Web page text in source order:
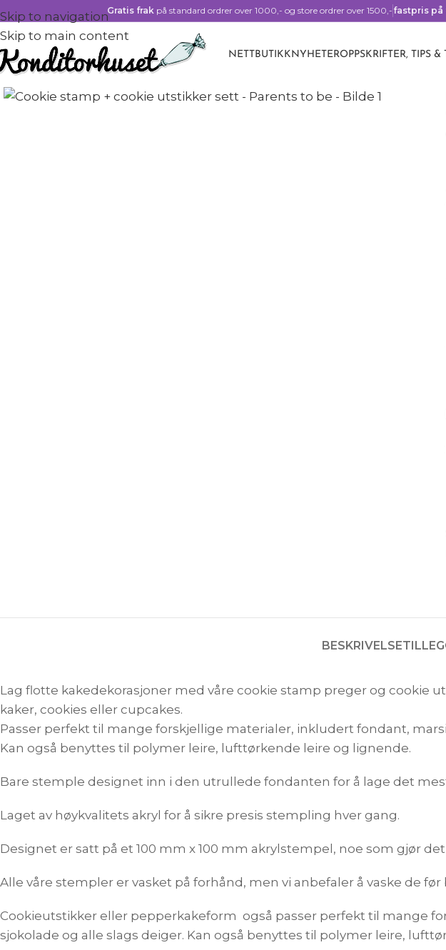
Skip to navigation
Skip to main content
Gratis frak på standard ordrer over 1000,- og store ordrer over 1500,- fastpris på
NETTBUTIKK NYHETEROPPSKRIFTER, TIPS &
BESKRIVELSE
Lag flotte kakedekorasjoner med våre cookie stamp preger og cookie
kaker, cookies eller cupcakes.
Passer perfekt til mange forskjellige materialer, inkludert fondant,
Kan også benyttes til polymer leire, lufttørkende leire og lignende.
Bare stemple designet inn i den utrullede fondanten for å lage det
Laget av høykvalitets akryl for å sikre presis stempling hver gang.
Designet er satt på et 100 mm x 100 mm akrylstempel, noe som gjør
Alle våre stempler er vasket på forhånd, men vi anbefaler å vaske de før
Cookieutstikker eller pepperkakeform også passer perfekt til mange
sjokolade og alle slags deiger. Kan også benyttes til polymer leire,